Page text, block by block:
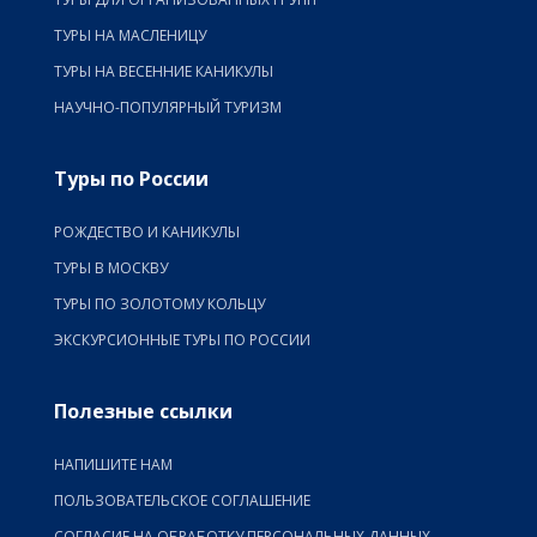
ТУРЫ НА МАСЛЕНИЦУ
ТУРЫ НА ВЕСЕННИЕ КАНИКУЛЫ
НАУЧНО-ПОПУЛЯРНЫЙ ТУРИЗМ
Туры по России
РОЖДЕСТВО И КАНИКУЛЫ
ТУРЫ В МОСКВУ
ТУРЫ ПО ЗОЛОТОМУ КОЛЬЦУ
ЭКСКУРСИОННЫЕ ТУРЫ ПО РОССИИ
Полезные ссылки
НАПИШИТЕ НАМ
ПОЛЬЗОВАТЕЛЬСКОЕ СОГЛАШЕНИЕ